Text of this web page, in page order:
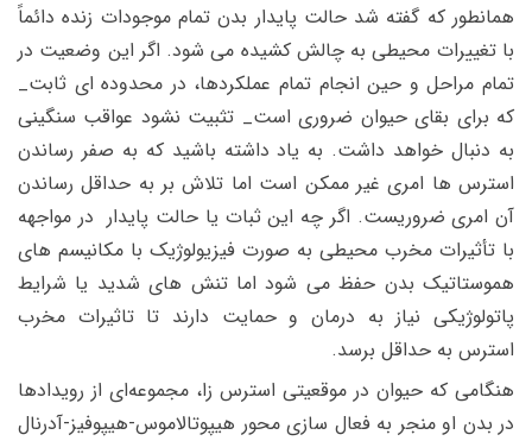
همانطور که گفته شد حالت پایدار بدن تمام موجودات زنده دائماً
با تغییرات محیطی به چالش کشیده می شود. اگر این وضعیت در
تمام مراحل و حین انجام تمام عملکردها، در محدوده ای ثابت_
که برای بقای حیوان ضروری است_ تثبیت نشود عواقب سنگینی
به دنبال خواهد داشت. به یاد داشته باشید که به صفر رساندن
استرس ها امری غیر ممکن است اما تلاش بر به حداقل رساندن
آن امری ضروریست. اگر چه این ثبات یا حالت پایدار در مواجهه
با تأثیرات مخرب محیطی به صورت فیزیولوژیک با مکانیسم های
هموستاتیک بدن حفظ می شود اما تنش های شدید یا شرایط
پاتولوژیکی نیاز به درمان و حمایت دارند تا تاثیرات مخرب
استرس به حداقل برسد.
هنگامی که حیوان در موقعیتی استرس زا، مجموعه‌ای از رویدادها
در بدن او منجر به فعال سازی محور هیپوتالاموس-هیپوفیز-آدرنال